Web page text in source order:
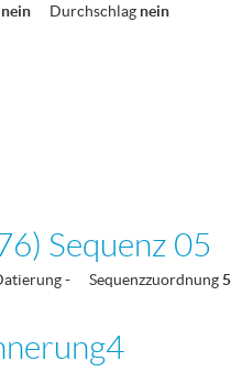
nein Durchschlag nein
Sequenz 05
- Sequenzzuordnung5